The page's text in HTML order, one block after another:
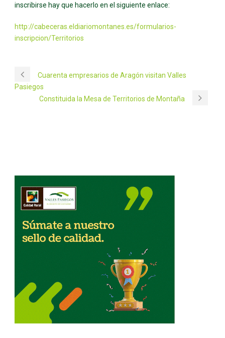
inscribirse hay que hacerlo en el siguiente enlace:
http://cabeceras.eldiariomontanes.es/formularios-
inscripcion/Territorios
Cuarenta empresarios de Aragón visitan Valles
Pasiegos
Constituida la Mesa de Territorios de Montaña